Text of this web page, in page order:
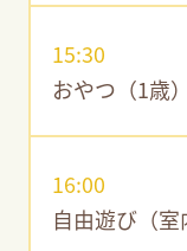
15:30
おやつ（1歳）
16:00
自由遊び（室